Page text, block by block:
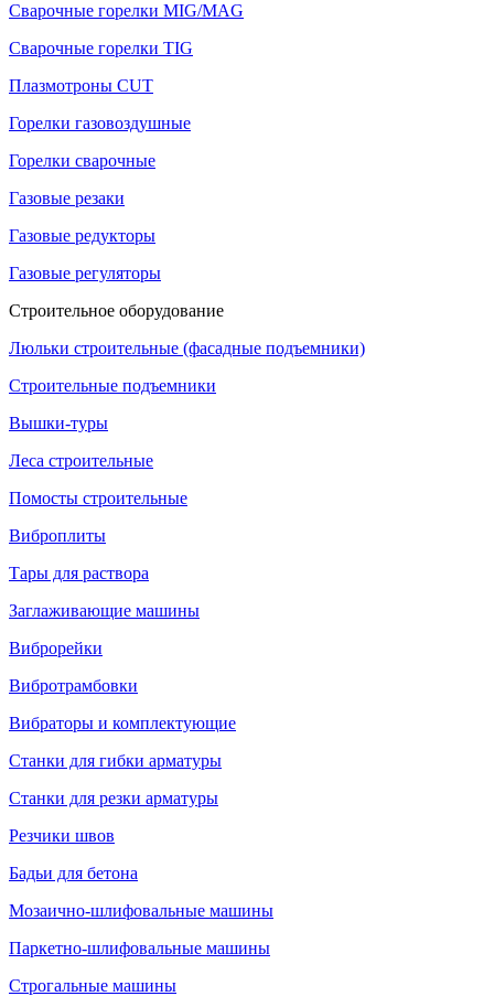
Сварочные горелки MIG/MAG
Сварочные горелки TIG
Плазмотроны CUT
Горелки газовоздушные
Горелки сварочные
Газовые резаки
Газовые редукторы
Газовые регуляторы
Строительное оборудование
Люльки строительные (фасадные подъемники)
Строительные подъемники
Вышки-туры
Леса строительные
Помосты строительные
Виброплиты
Тары для раствора
Заглаживающие машины
Виброрейки
Вибротрамбовки
Вибраторы и комплектующие
Станки для гибки арматуры
Станки для резки арматуры
Резчики швов
Бадьи для бетона
Мозаично-шлифовальные машины
Паркетно-шлифовальные машины
Строгальные машины